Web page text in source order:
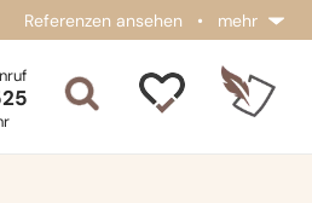
Referenzen ansehen • mehr